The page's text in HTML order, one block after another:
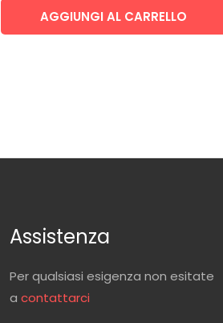
AGGIUNGI AL CARRELLO
Assistenza
Per qualsiasi esigenza non esitate
a contattarci